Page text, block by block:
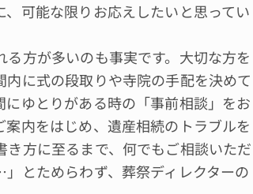
可能な限りお応えしたいと思ってい
方が多いのも事実です。大切な方を
に式の段取りや寺院の手配を決めて
ゆとりがある時の「事前相談」をお
内をはじめ、遺産相続のトラブルを
方に至るまで、何でもご相談いただ
とためらわず、葬祭ディレクターの